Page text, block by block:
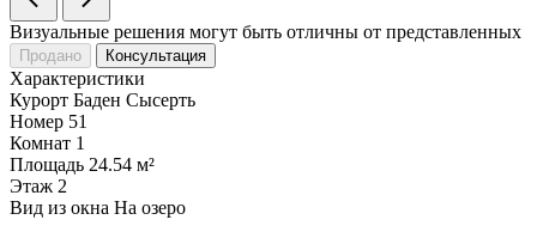
Визуальные решения могут быть отличны от представленных
Продано Консультация
Характеристики
Курорт Баден Сысерть
Номер 51
Комнат 1
Площадь 24.54 м²
Этаж 2
Вид из окна На озеро